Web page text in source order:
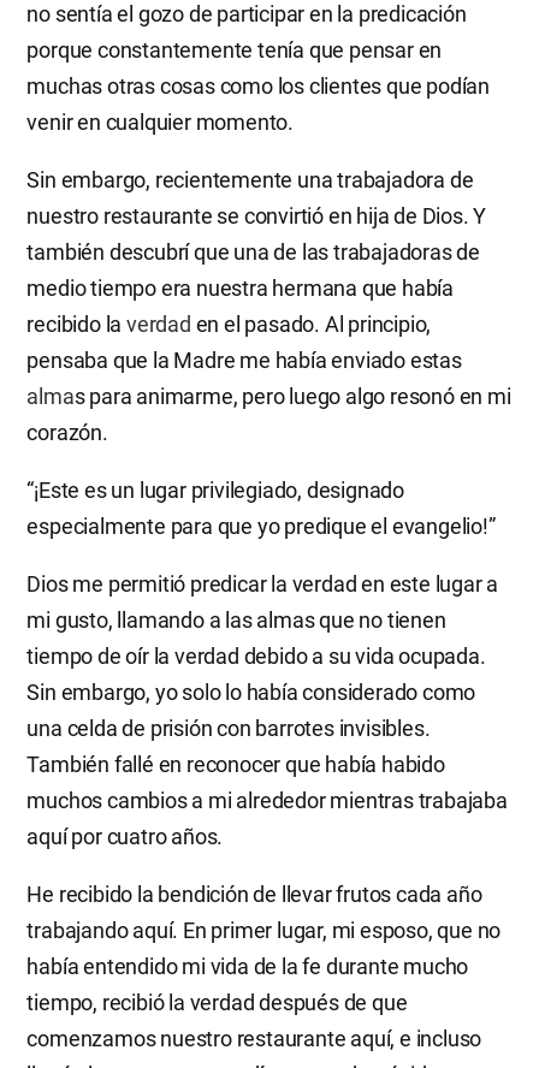
no sentía el gozo de participar en la predicación
porque constantemente tenía que pensar en
muchas otras cosas como los clientes que podían
venir en cualquier momento.
Sin embargo, recientemente una trabajadora de
nuestro restaurante se convirtió en hija de Dios. Y
también descubrí que una de las trabajadoras de
medio tiempo era nuestra hermana que había
recibido la verdad en el pasado. Al principio,
pensaba que la Madre me había enviado estas
almas para animarme, pero luego algo resonó en mi
corazón.
“¡Este es un lugar privilegiado, designado
especialmente para que yo predique el evangelio!”
Dios me permitió predicar la verdad en este lugar a
mi gusto, llamando a las almas que no tienen
tiempo de oír la verdad debido a su vida ocupada.
Sin embargo, yo solo lo había considerado como
una celda de prisión con barrotes invisibles.
También fallé en reconocer que había habido
muchos cambios a mi alrededor mientras trabajaba
aquí por cuatro años.
He recibido la bendición de llevar frutos cada año
trabajando aquí. En primer lugar, mi esposo, que no
había entendido mi vida de la fe durante mucho
tiempo, recibió la verdad después de que
comenzamos nuestro restaurante aquí, e incluso